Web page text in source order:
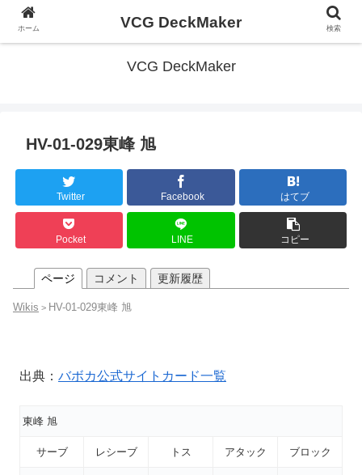
VCG DeckMaker
HV-01-029東峰 旭
Twitter Facebook はてブ
Pocket LINE コピー
ページ コメント 更新履歴
Wikis > HV-01-029東峰 旭
出典： バボカ公式サイトカード一覧
東峰 旭
サーブ レシーブ トス アタック ブロック
ホーム VCG DeckMaker 検索